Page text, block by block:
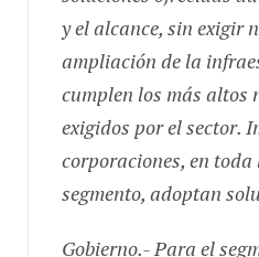
y el alcance, sin exigir
ampliación de la
cumplen los más
exigidos por el sector.
corporaciones, en
segmento, adoptan
Gobierno.- Para el